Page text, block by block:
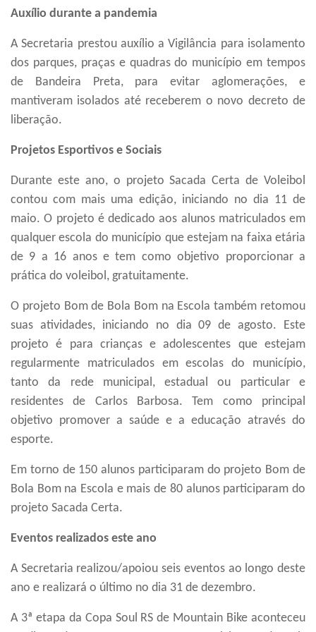
Auxílio durante a pandemia
A Secretaria prestou auxílio a Vigilância para isolamento
dos parques, praças e quadras do município em tempos
de Bandeira Preta, para evitar aglomerações, e
mantiveram isolados até receberem o novo decreto de
liberação.
Projetos Esportivos e Sociais
Durante este ano, o projeto Sacada Certa de Voleibol
contou com mais uma edição, iniciando no dia 11 de
maio. O projeto é dedicado aos alunos matriculados em
qualquer escola do município que estejam na faixa etária
de 9 a 16 anos e tem como objetivo proporcionar a
prática do voleibol, gratuitamente.
O projeto Bom de Bola Bom na Escola também retomou
suas atividades, iniciando no dia 09 de agosto. Este
projeto é para crianças e adolescentes que estejam
regularmente matriculados em escolas do município,
tanto da rede municipal, estadual ou particular e
residentes de Carlos Barbosa. Tem como principal
objetivo promover a saúde e a educação através do
esporte.
Em torno de 150 alunos participaram do projeto Bom de
Bola Bom na Escola e mais de 80 alunos participaram do
projeto Sacada Certa.
Eventos realizados este ano
A Secretaria realizou/apoiou seis eventos ao longo deste
ano e realizará o último no dia 31 de dezembro.
A 3ª etapa da Copa Soul RS de Mountain Bike aconteceu